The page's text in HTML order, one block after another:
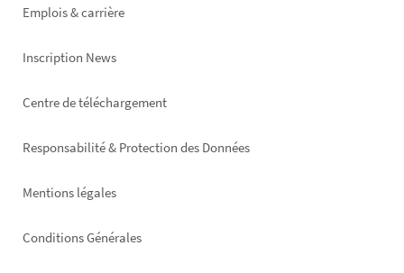
Emplois & carrière
Inscription News
Footer
Centre de téléchargement
Responsabilité & Protection des Données
Mentions légales
Conditions Générales